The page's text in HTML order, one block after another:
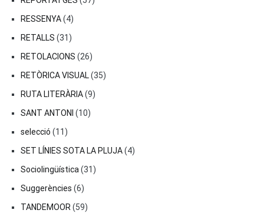
RESSENYA(4)
RETALLS (31)
RETOLACIONS (26)
RETÒRICA VISUAL(35)
RUTA LITERÀRIA(9)
SANT ANTONI (10)
selecció (11)
SET LÍNIES SOTA LA PLUJA(4)
Sociolingüística (31)
Suggerències (6)
TANDEMOOR (59)